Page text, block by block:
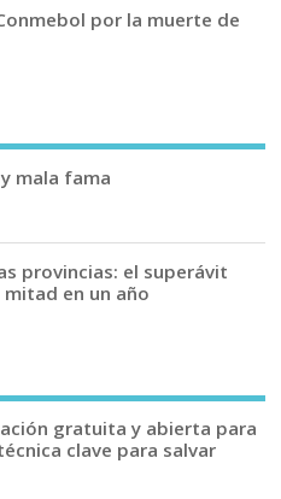
por la muerte de
mala fama
provincias: el superávit
en un año
gratuita y abierta para
clave para salvar